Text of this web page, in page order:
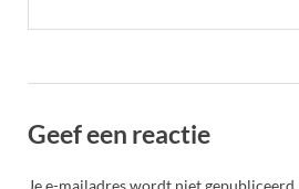
Geef een reactie
Je e-mailadres wordt niet gepubliceerd.